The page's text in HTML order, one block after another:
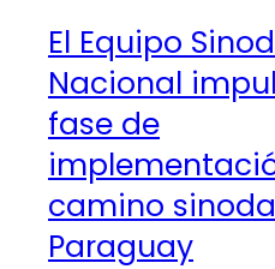
El Equipo
Nacional
fase de
camino
Paraguay